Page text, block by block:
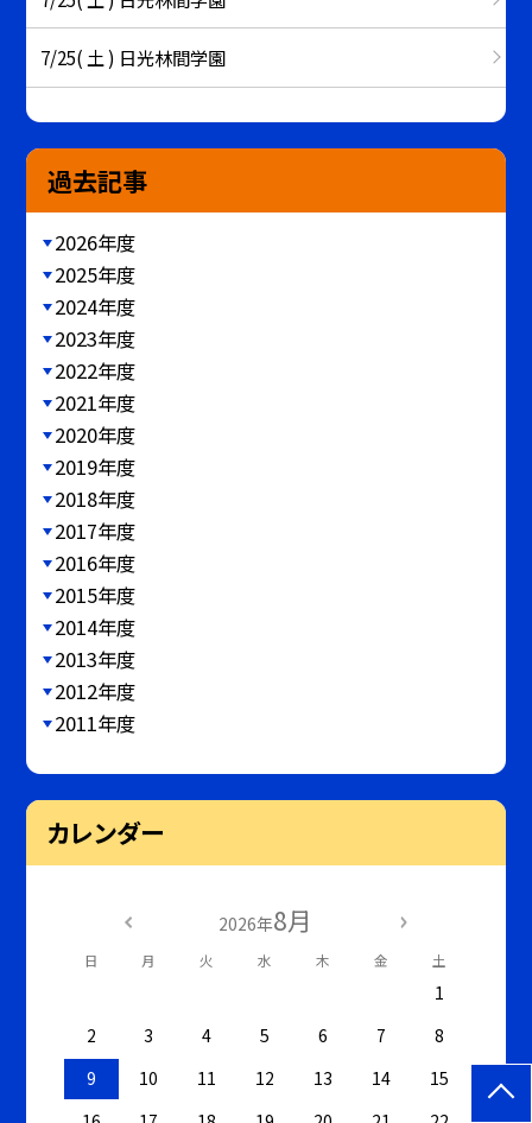
7/25( 土 ) 日光林間学園
過去記事
2026年度
2025年度
2024年度
2023年度
2022年度
2021年度
2020年度
2019年度
2018年度
2017年度
2016年度
2015年度
2014年度
2013年度
2012年度
2011年度
カレンダー
2026年8月
日 月 火 水 木 金 土
1
2
3 4 5 6 7
8
9
10 11 12 13 14
15